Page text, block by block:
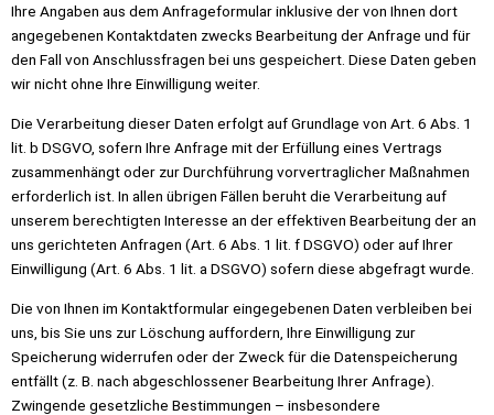
Ihre Angaben aus dem Anfrageformular inklusive der von Ihnen dort
angegebenen Kontaktdaten zwecks Bearbeitung der Anfrage und für
den Fall von Anschlussfragen bei uns gespeichert. Diese Daten geben
wir nicht ohne Ihre Einwilligung weiter.
Die Verarbeitung dieser Daten erfolgt auf Grundlage von Art. 6 Abs. 1
lit. b DSGVO, sofern Ihre Anfrage mit der Erfüllung eines Vertrags
zusammenhängt oder zur Durchführung vorvertraglicher Maßnahmen
erforderlich ist. In allen übrigen Fällen beruht die Verarbeitung auf
unserem berechtigten Interesse an der effektiven Bearbeitung der an
uns gerichteten Anfragen (Art. 6 Abs. 1 lit. f DSGVO) oder auf Ihrer
Einwilligung (Art. 6 Abs. 1 lit. a DSGVO) sofern diese abgefragt wurde.
Die von Ihnen im Kontaktformular eingegebenen Daten verbleiben bei
uns, bis Sie uns zur Löschung auffordern, Ihre Einwilligung zur
Speicherung widerrufen oder der Zweck für die Datenspeicherung
entfällt (z. B. nach abgeschlossener Bearbeitung Ihrer Anfrage).
Zwingende gesetzliche Bestimmungen – insbesondere